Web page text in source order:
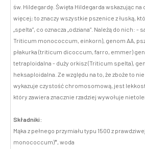
św. Hildegardę. Święta Hildegarda wskazując na
więcej; to znaczy wszystkie pszenice z łuską,
„spelta”, co oznacza „odziana”. Należą do nich: -
Triticum monococcum, einkorn), genom AA,
płakurka (triticum dicoccum, farro, emmer)
tetraploidalna - duży orkisz (Triticum spelta),
heksaploidalna. Ze względu na to, że zboże to
wykazuje czystość chromosomową, jest
który zawiera znacznie rzadziej wywołuje
Składniki:
Mąka z pełnego przymiału typu 1500 z
monococcum)*, woda